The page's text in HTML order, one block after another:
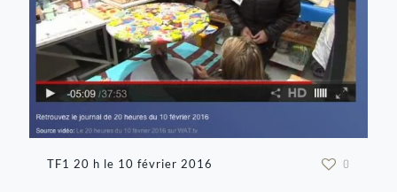
TF1 20 h le 10 février 2016 0